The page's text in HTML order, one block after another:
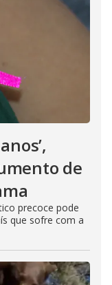
de
precoce pode
que sofre com a